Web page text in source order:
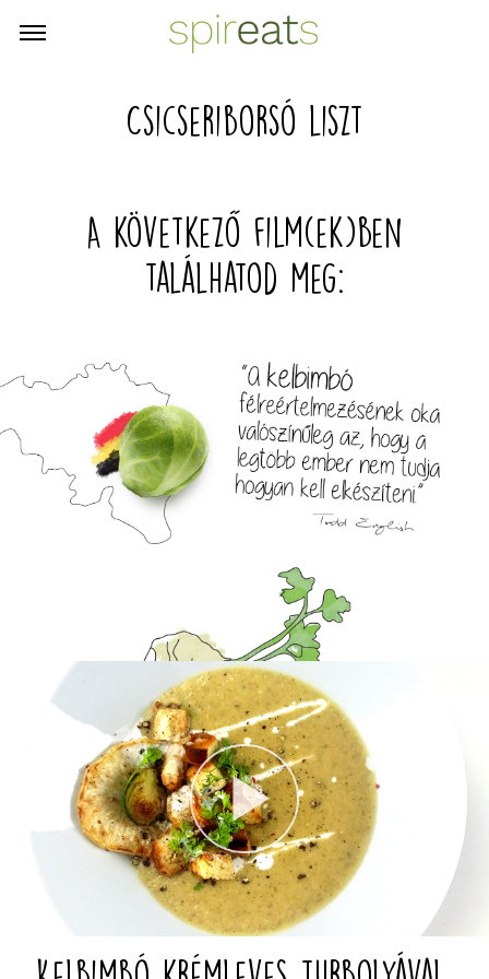
Csicseriborsó liszt
A következő film(ek)ben
találhatod meg: